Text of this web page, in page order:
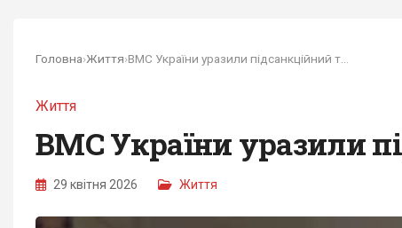
Головна›Життя›
Життя
ВМС України уразили
29 квітня 2026 Життя